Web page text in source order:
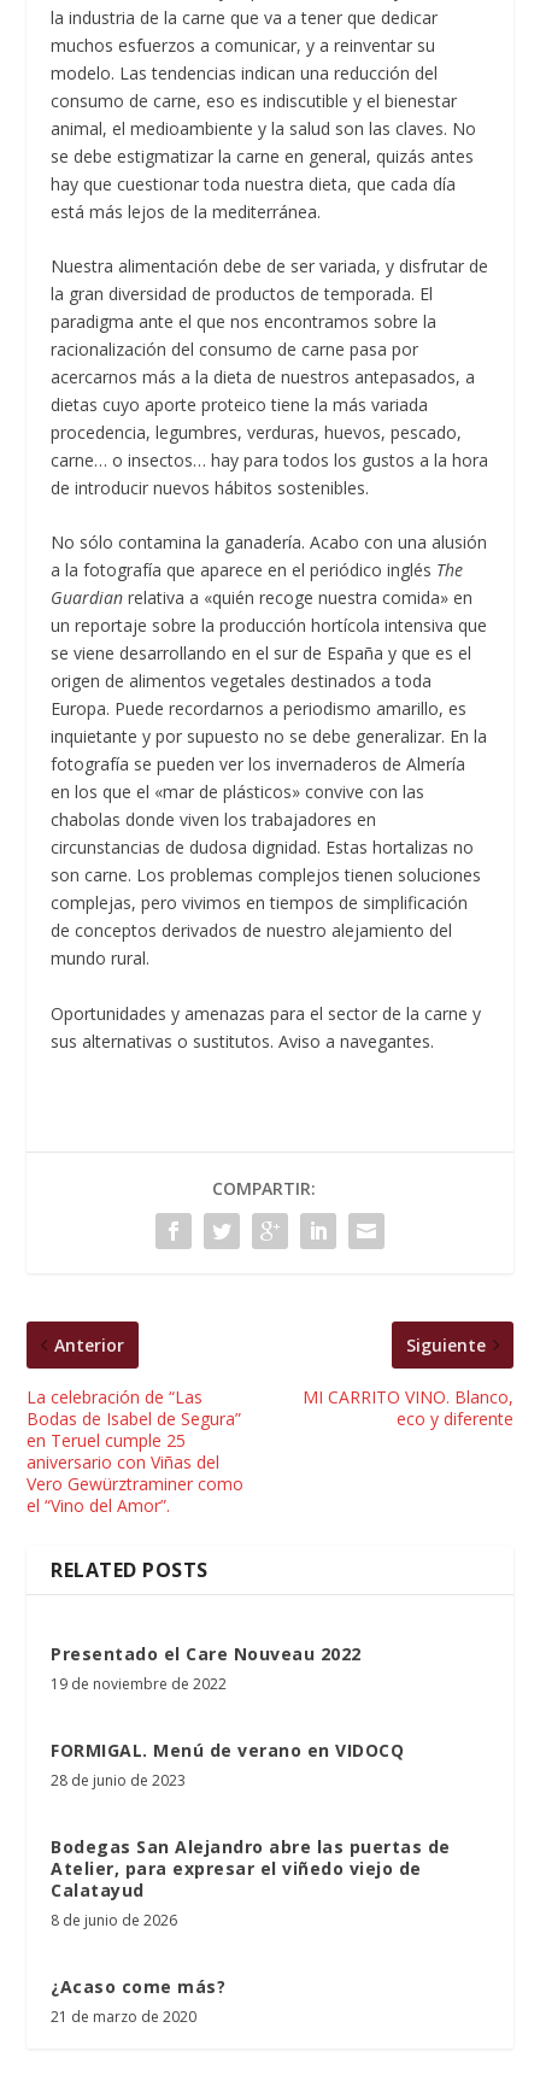
la industria de la carne que va a tener que dedicar
muchos esfuerzos a comunicar, y a reinventar su
modelo. Las tendencias indican una reducción del
consumo de carne, eso es indiscutible y el bienestar
animal, el medioambiente y la salud son las claves. No
se debe estigmatizar la carne en general, quizás antes
hay que cuestionar toda nuestra dieta, que cada día
está más lejos de la mediterránea.
Nuestra alimentación debe de ser variada, y disfrutar de
la gran diversidad de productos de temporada. El
paradigma ante el que nos encontramos sobre la
racionalización del consumo de carne pasa por
acercarnos más a la dieta de nuestros antepasados, a
dietas cuyo aporte proteico tiene la más variada
procedencia, legumbres, verduras, huevos, pescado,
carne… o insectos… hay para todos los gustos a la hora
de introducir nuevos hábitos sostenibles.
No sólo contamina la ganadería. Acabo con una alusión
a la fotografía que aparece en el periódico inglés The
Guardian relativa a «quién recoge nuestra comida» en
un reportaje sobre la producción hortícola intensiva que
se viene desarrollando en el sur de España y que es el
origen de alimentos vegetales destinados a toda
Europa. Puede recordarnos a periodismo amarillo, es
inquietante y por supuesto no se debe generalizar. En la
fotografía se pueden ver los invernaderos de Almería
en los que el «mar de plásticos» convive con las
chabolas donde viven los trabajadores en
circunstancias de dudosa dignidad. Estas hortalizas no
son carne. Los problemas complejos tienen soluciones
complejas, pero vivimos en tiempos de simplificación
de conceptos derivados de nuestro alejamiento del
mundo rural.
Oportunidades y amenazas para el sector de la carne y
sus alternativas o sustitutos. Aviso a navegantes.
COMPARTIR:
Anterior
La celebración de “Las
Bodas de Isabel de Segura”
en Teruel cumple 25
aniversario con Viñas del
Vero Gewürztraminer como
el “Vino del Amor”.
Siguiente
MI CARRITO VINO. Blanco,
eco y diferente
RELATED POSTS
Presentado el Care Nouveau 2022
19 de noviembre de 2022
FORMIGAL. Menú de verano en VIDOCQ
28 de junio de 2023
Bodegas San Alejandro abre las puertas de
Atelier, para expresar el viñedo viejo de
Calatayud
8 de junio de 2026
¿Acaso come más?
21 de marzo de 2020